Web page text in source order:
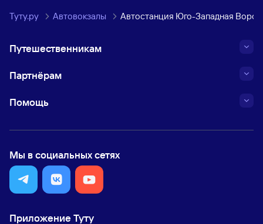
Туту.ру Автовокзалы Автостанция Юго-Западная
Путешественникам
Партнёрам
Помощь
Мы в социальных сетях
Приложение Туту